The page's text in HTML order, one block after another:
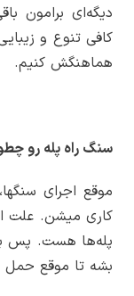
دیگه‌­ای برامون
کافی تنوع و
هماهنگش کنیم.
سنگ راه پله رو
موقع اجرای
کاری میشن. علت
پله­‌ها هست. پس
بشه تا موقع حمل